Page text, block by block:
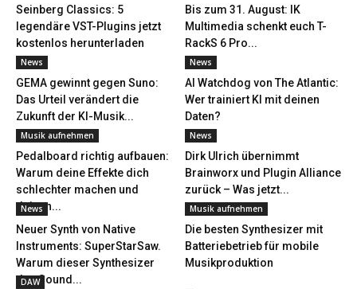
Seinberg Classics: 5
legendäre VST-Plugins jetzt
kostenlos herunterladen
Bis zum 31. August: IK
Multimedia schenkt euch T-
RackS 6 Pro...
News
GEMA gewinnt gegen Suno:
Das Urteil verändert die
Zukunft der KI-Musik...
News
AI Watchdog von The Atlantic:
Wer trainiert KI mit deinen
Daten?
Musik aufnehmen
Pedalboard richtig aufbauen:
Warum deine Effekte dich
schlechter machen und
deinen...
News
Dirk Ulrich übernimmt
Brainworx und Plugin Alliance
zurück – Was jetzt...
News
Neuer Synth von Native
Instruments: SuperStarSaw.
Warum dieser Synthesizer
den Sound...
Musik aufnehmen
Die besten Synthesizer mit
Batteriebetrieb für mobile
Musikproduktion
DAW